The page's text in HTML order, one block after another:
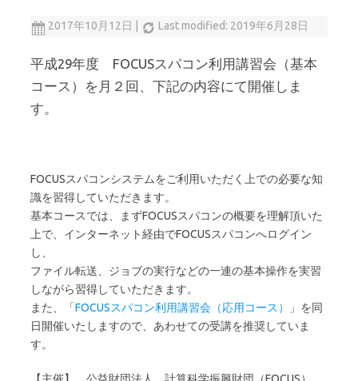
2017年10月12日 Last modified: 2019年6月28日
平成29年度 FOCUSスパコン利用講習会（基本
コース）を月２回、下記の内容にて開催しま
す。
FOCUSスパコンシステムをご利用いただく上での必要な知
識を習得していただきます。
基本コースでは、まずFOCUSスパコンの概要を理解頂いた
上で、インターネット経由でFOCUSスパコンへログイン
し、
ファイル転送、ジョブの実行などの一連の基本操作を実習
しながら習得していただきます。
また、「FOCUSスパコン利用講習会（応用コース）
」を同
日開催いたしますので、あわせての受講を推奨していま
す。